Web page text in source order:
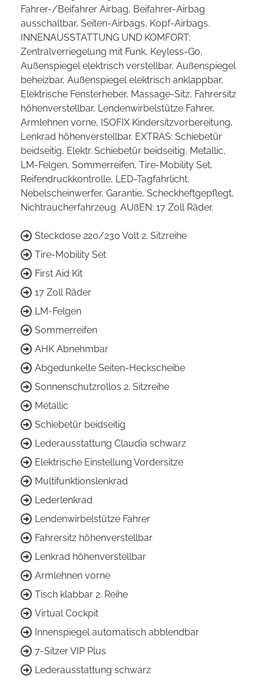
Fahrer-/Beifahrer Airbag, Beifahrer-Airbag
ausschaltbar, Seiten-Airbags, Kopf-Airbags.
INNENAUSSTATTUNG UND KOMFORT:
Zentralverriegelung mit Funk, Keyless-Go,
Außenspiegel elektrisch verstellbar, Außenspiegel
beheizbar, Außenspiegel elektrisch anklappbar,
Elektrische Fensterheber, Massage-Sitz, Fahrersitz
höhenverstellbar, Lendenwirbelstütze Fahrer,
Armlehnen vorne, ISOFIX Kindersitzvorbereitung,
Lenkrad höhenverstellbar. EXTRAS: Schiebetür
beidseitig, Elektr. Schiebetür beidseitig, Metallic,
LM-Felgen, Sommerreifen, Tire-Mobility Set,
Reifendruckkontrolle, LED-Tagfahrlicht,
Nebelscheinwerfer, Garantie, Scheckheftgepflegt,
Nichtraucherfahrzeug. AUßEN: 17 Zoll Räder.
Steckdose 220/230 Volt 2. Sitzreihe
Tire-Mobility Set
First Aid Kit
17 Zoll Räder
LM-Felgen
Sommerreifen
AHK Abnehmbar
Abgedunkelte Seiten-Heckscheibe
Sonnenschutzrollos 2. Sitzreihe
Metallic
Schiebetür beidseitig
Lederausstattung Claudia schwarz
Elektrische Einstellung Vordersitze
Multifunktionslenkrad
Lederlenkrad
Lendenwirbelstütze Fahrer
Fahrersitz höhenverstellbar
Lenkrad höhenverstellbar
Armlehnen vorne
Tisch klabbar 2. Reihe
Virtual Cockpit
Innenspiegel automatisch abblendbar
7-Sitzer VIP Plus
Lederausstattung schwarz